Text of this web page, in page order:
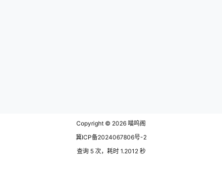
Copyright © 2026 喵呜阁
冀ICP备2024067806号-2
查询 5 次，耗时 1.2012 秒